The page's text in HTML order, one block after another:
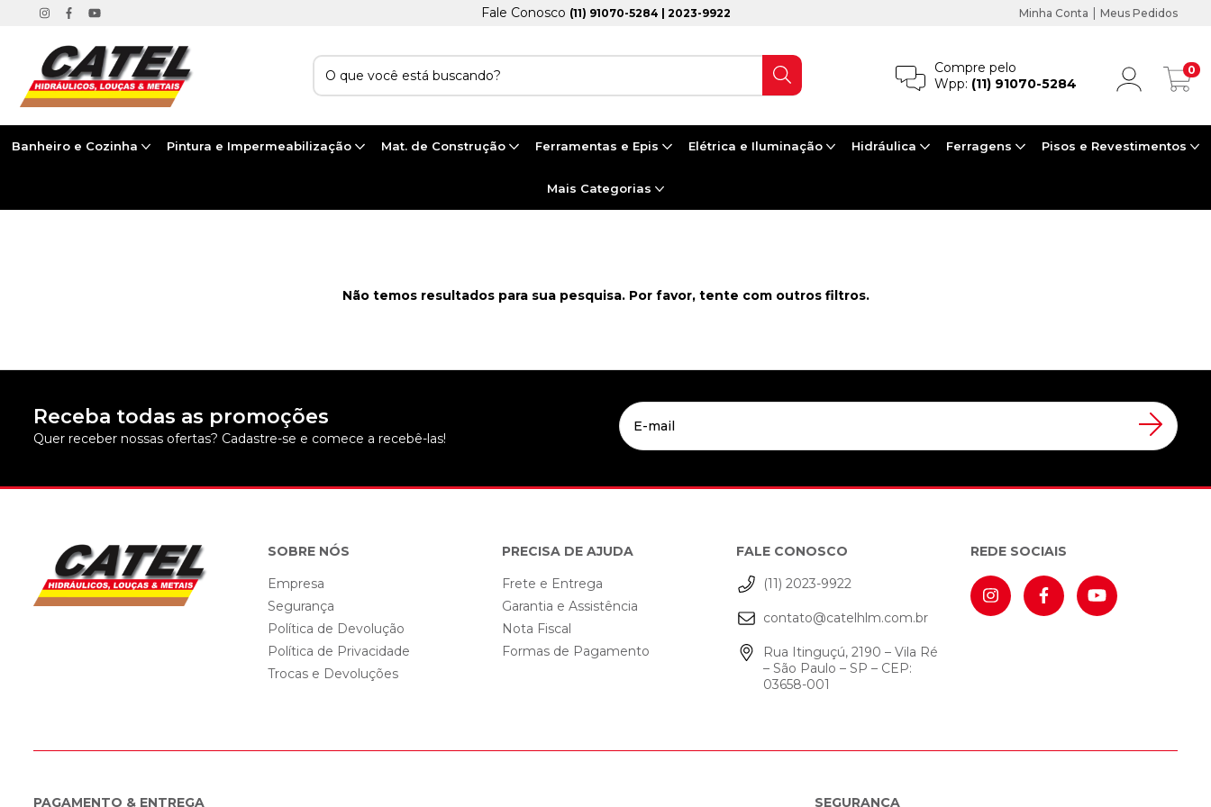
Fale Conosco (11) 91070-5284 | 2023-9922 Minha Conta | Meus Pedidos
Compre pelo
Wpp: (11) 91070-5284
0
Banheiro e Cozinha Pintura e Impermeabilização Mat. de Construção Ferramentas e Epis Elétrica e Iluminação Hidráulica Ferragens Pisos e Revestimentos
Mais Categorias
Não temos resultados para sua pesquisa. Por favor, tente com outros filtros.
Receba todas as promoções
Quer receber nossas ofertas? Cadastre-se e comece a recebê-las!
SOBRE NÓS
Empresa
Segurança
Política de Devolução
Política de Privacidade
Trocas e Devoluções
PRECISA DE AJUDA
Frete e Entrega
Garantia e Assistência
Nota Fiscal
Formas de Pagamento
FALE CONOSCO
(11) 2023-9922
contato@catelhlm.com.br
Rua Itinguçú, 2190 – Vila Ré
– São Paulo – SP – CEP:
03658-001
REDE SOCIAIS
PAGAMENTO & ENTREGA SEGURANÇA